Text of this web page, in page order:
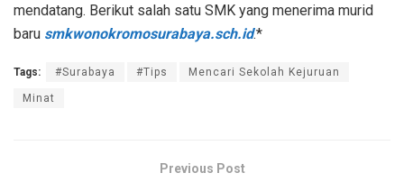
mendatang. Berikut salah satu SMK yang menerima murid
baru smkwonokromosurabaya.sch.id.*
Tags: #Surabaya #Tips Mencari Sekolah Kejuruan
Minat
Previous Post